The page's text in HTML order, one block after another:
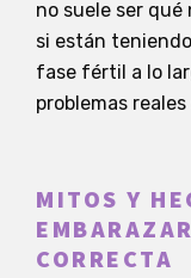
no suele ser
si están
fase fértil a lo
problemas
MITOS Y
CORRECTA